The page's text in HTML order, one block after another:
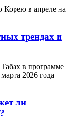
Корею в апреле на
трендах и
в программе
2026 года
ли